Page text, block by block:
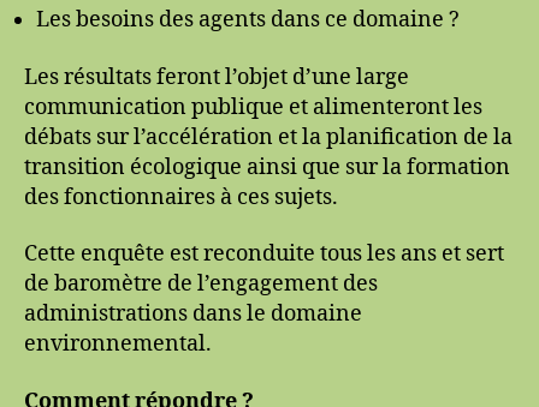
Les besoins des agents dans ce domaine ?
Les résultats feront l’objet d’une large
communication publique et alimenteront les
débats sur l’accélération et la planification de la
transition écologique ainsi que sur la formation
des fonctionnaires à ces sujets.
Cette enquête est reconduite tous les ans et sert
de baromètre de l’engagement des
administrations dans le domaine
environnemental.